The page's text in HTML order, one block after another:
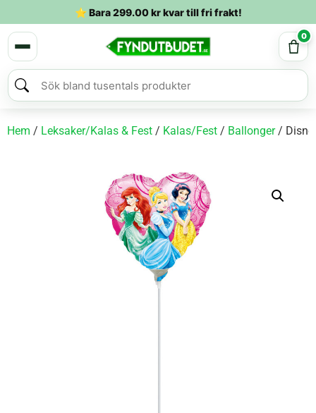
⭐ Bara299.00krkvar till fri frakt!
0
Hem / Leksaker/Kalas & Fest / Kalas/Fest / Ballonger/